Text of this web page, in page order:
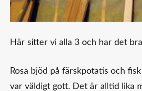
Här sitter vi alla 3 och har det
Rosa bjöd på färskpotatis och
var väldigt gott. Det är alltid lika